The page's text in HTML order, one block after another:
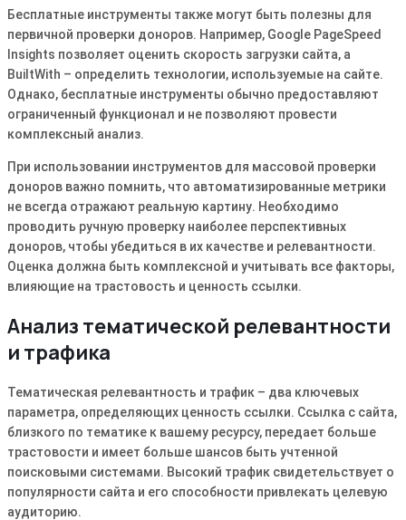
Бесплатные инструменты также могут быть полезны для
первичной проверки доноров․ Например, Google PageSpeed
Insights позволяет оценить скорость загрузки сайта, а
BuiltWith – определить технологии, используемые на сайте․
Однако, бесплатные инструменты обычно предоставляют
ограниченный функционал и не позволяют провести
комплексный анализ․
При использовании инструментов для массовой проверки
доноров важно помнить, что автоматизированные метрики
не всегда отражают реальную картину․ Необходимо
проводить ручную проверку наиболее перспективных
доноров, чтобы убедиться в их качестве и релевантности․
Оценка должна быть комплексной и учитывать все факторы,
влияющие на трастовость и ценность ссылки․
Анализ тематической релевантности
и трафика
Тематическая релевантность и трафик – два ключевых
параметра, определяющих ценность ссылки․ Ссылка с сайта,
близкого по тематике к вашему ресурсу, передает больше
трастовости и имеет больше шансов быть учтенной
поисковыми системами․ Высокий трафик свидетельствует о
популярности сайта и его способности привлекать целевую
аудиторию․